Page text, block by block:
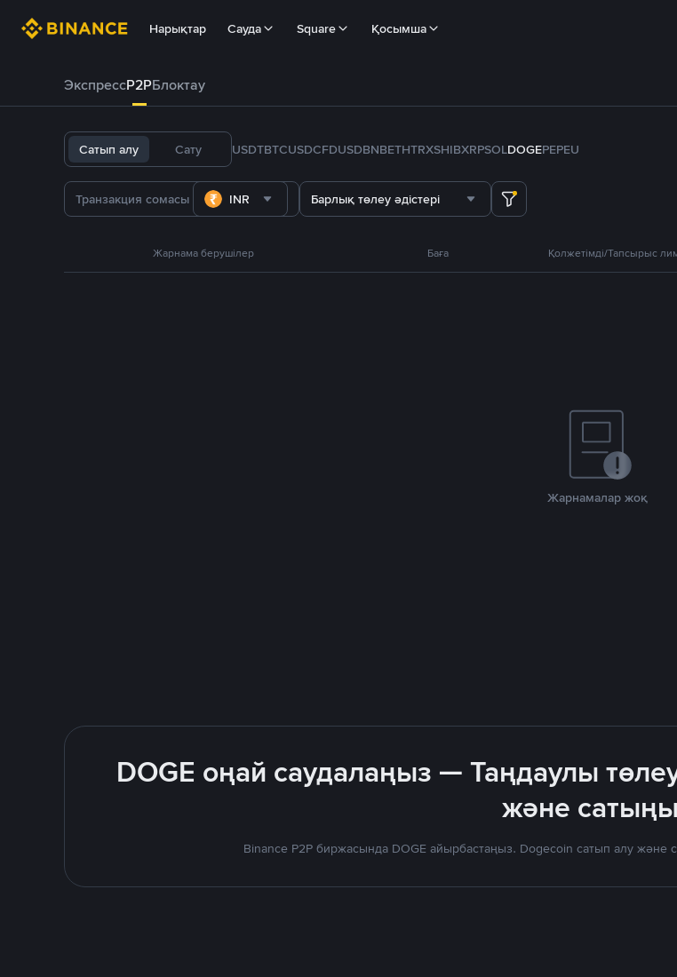
Нарықтар Сауда Square Қосымша
ЭкспрессP2PБлоктау
Сатып алу Сату USDTBTCUSDCFDUSDBNBETHTRXSHIBXRPSOLDOGEPEPEU
INR Барлық төлеу әдістері
Жарнама берушілер Баға Қолжетімді/Тапсырыс
Жарнамалар жоқ
DOGE оңай саудалаңыз — Таңдаулы
және
Binance P2P биржасында DOGE айырбастаңыз. Dogecoin сатып алу және